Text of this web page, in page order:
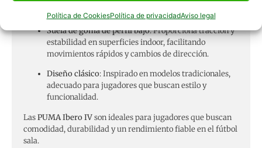
Política de CookiesPolítica de privacidadAviso legal
sensibilidad al balón.​
Suela de goma de perfil bajo:Proporciona tracción y
estabilidad en superficies indoor, facilitando
movimientos rápidos y cambios de dirección.
Diseño clásico:Inspirado en modelos tradicionales,
adecuado para jugadores que buscan estilo y
funcionalidad.
LasPUMA Ibero IVson ideales para jugadores que buscan
comodidad, durabilidad y un rendimiento fiable en el fútbol
sala.